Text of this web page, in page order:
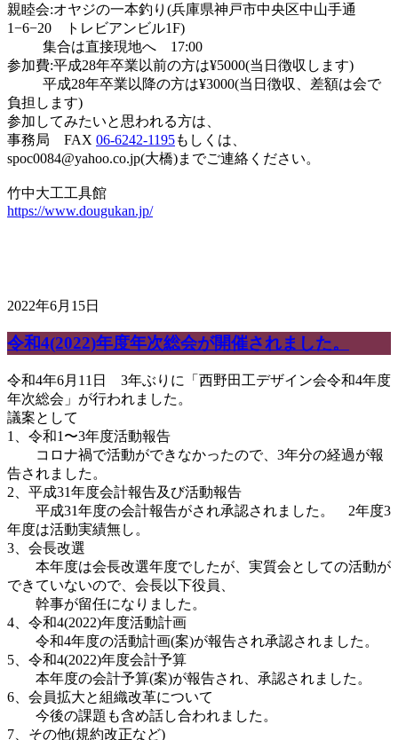
親睦会:オヤジの一本釣り(兵庫県神戸市中央区中山手通
1−6−20 トレビアンビル1F)
集合は直接現地へ 17:00
参加費:平成28年卒業以前の方は¥5000(当日徴収します)
平成28年卒業以降の方は¥3000(当日徴収、差額は会で
負担します)
参加してみたいと思われる方は、
事務局 FAX 06-6242-1195もしくは、
spoc0084@yahoo.co.jp(大橋)までご連絡ください。
竹中大工工具館
https://www.dougukan.jp/
2022年6月15日
令和4(2022)年度年次総会が開催されました。
令和4年6月11日 3年ぶりに「西野田工デザイン会令和4年度
年次総会」が行われました。
議案として
1、令和1〜3年度活動報告
コロナ禍で活動ができなかったので、3年分の経過が報
告されました。
2、平成31年度会計報告及び活動報告
平成31年度の会計報告がされ承認されました。 2年度3
年度は活動実績無し。
3、会長改選
本年度は会長改選年度でしたが、実質会としての活動が
できていないので、会長以下役員、
幹事が留任になりました。
4、令和4(2022)年度活動計画
令和4年度の活動計画(案)が報告され承認されました。
5、令和4(2022)年度会計予算
本年度の会計予算(案)が報告され、承認されました。
6、会員拡大と組織改革について
今後の課題も含め話し合われました。
7、その他(規約改正など)